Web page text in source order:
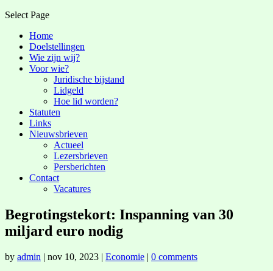
Select Page
Home
Doelstellingen
Wie zijn wij?
Voor wie?
Juridische bijstand
Lidgeld
Hoe lid worden?
Statuten
Links
Nieuwsbrieven
Actueel
Lezersbrieven
Persberichten
Contact
Vacatures
Begrotingstekort: Inspanning van 30
miljard euro nodig
by admin | nov 10, 2023 | Economie | 0 comments